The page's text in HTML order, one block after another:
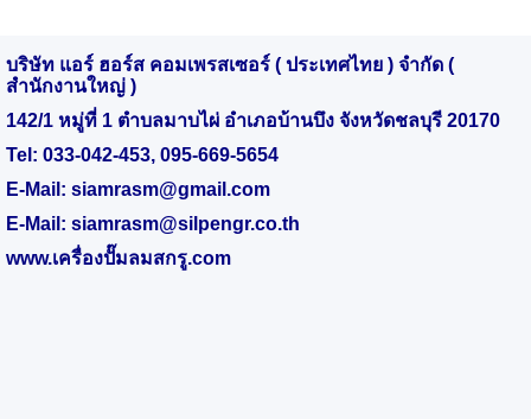
บริษัท แอร์ ฮอร์ส คอมเพรสเซอร์ ( ประเทศไทย ) จำกัด (
สำนักงานใหญ่ )
142/1 หมู่ที่ 1 ตำบลมาบไผ่ อำเภอบ้านบึง จังหวัดชลบุรี 20170
Tel: 033-042-453, 095-669-5654
E-Mail: siamrasm@gmail.com
E-Mail: siamrasm@silpengr.co.th
www.เครื่องปั๊มลมสกรู.com